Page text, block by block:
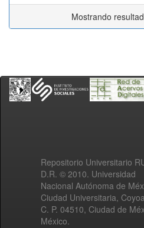
Mostrando
Repositorio Universitario
D.R. © 2010. Universidad
Nacional Autónoma de
Ciudad Universitaria,
C. P. 04510, Ciudad de
México.